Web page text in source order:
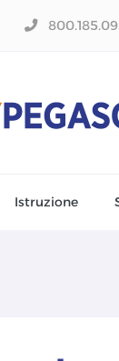
Istruzione